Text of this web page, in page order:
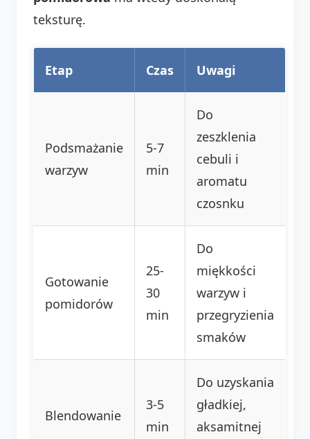
teksturę.
Etap Czas Uwagi
Podsmażanie
warzyw
5-7
min
Do
zeszklenia
cebuli i
aromatu
czosnku
Gotowanie
pomidorów
25-
30
min
Do
miękkości
warzyw i
przegryzienia
smaków
Blendowanie
3-5
min
Do uzyskania
gładkiej,
aksamitnej